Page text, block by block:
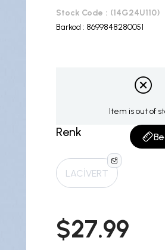
Stock Code
(14G24U110)
Barkod : 8699848280051
Item is out of
Renk
LACİVERT
$27.99